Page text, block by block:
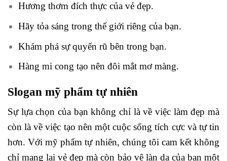
Hương thơm đích thực của vẻ đẹp.
Hãy tỏa sáng trong thế giới riêng của bạn.
Khám phá sự quyến rũ bên trong bạn.
Hàng mi cong tạo nên đôi mắt mơ màng.
Slogan mỹ phẩm tự nhiên
Sự lựa chọn của bạn không chỉ là về việc làm đẹp mà
còn là về việc tạo nên một cuộc sống tích cực và tự tin
hơn. Với mỹ phẩm tự nhiên, chúng tôi cam kết không
chỉ mang lại vẻ đẹp mà còn bảo vệ làn da của bạn một